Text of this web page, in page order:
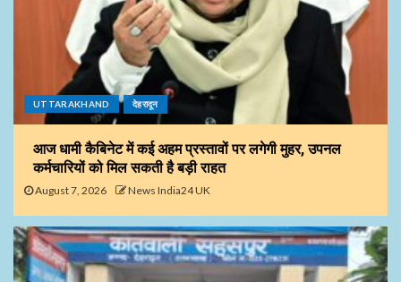
UTTARAKHAND देहरादून
आज धामी कैबिनेट में कई अहम प्रस्तावों पर लगेगी मुहर, उपनल
कर्मचारियों को मिल सकती है बड़ी राहत
August 7, 2026 News India24 UK